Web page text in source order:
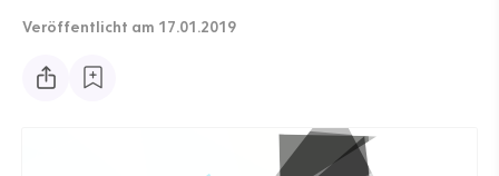
Veröffentlicht am 17.01.2019